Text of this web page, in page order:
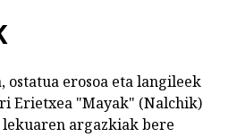
ostatua erosoa eta langileek
Erietxea "Mayak" (Nalchik)
argazkiak bere